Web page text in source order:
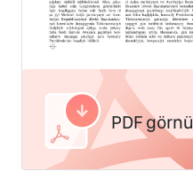
PDF